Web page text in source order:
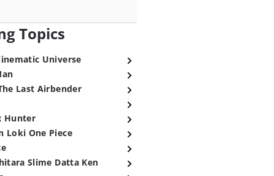
Topics
Universe
Last Airbender
Hunter
Loki One Piece
Slime Datta Ken